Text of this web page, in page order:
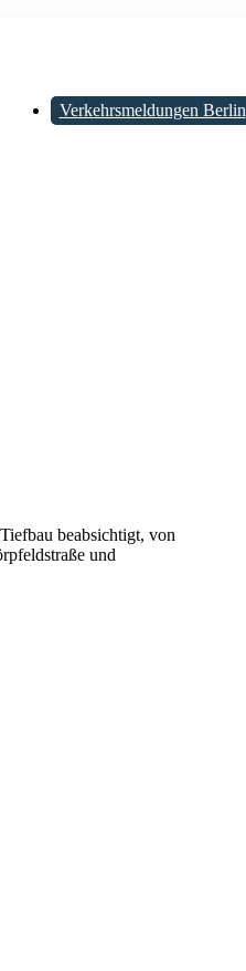
Verkehrsmeldungen Berlin
beabsichtigt, von
und